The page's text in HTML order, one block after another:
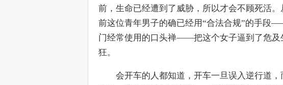
前，生命已经遭到了威胁，所以才会不顾死活
前这位青年男子的确已经用“合法合规”的手段
门经常使用的口头禅——把这个女子逼到了危及
狂。
会开车的人都知道，开车一旦误入逆行道，